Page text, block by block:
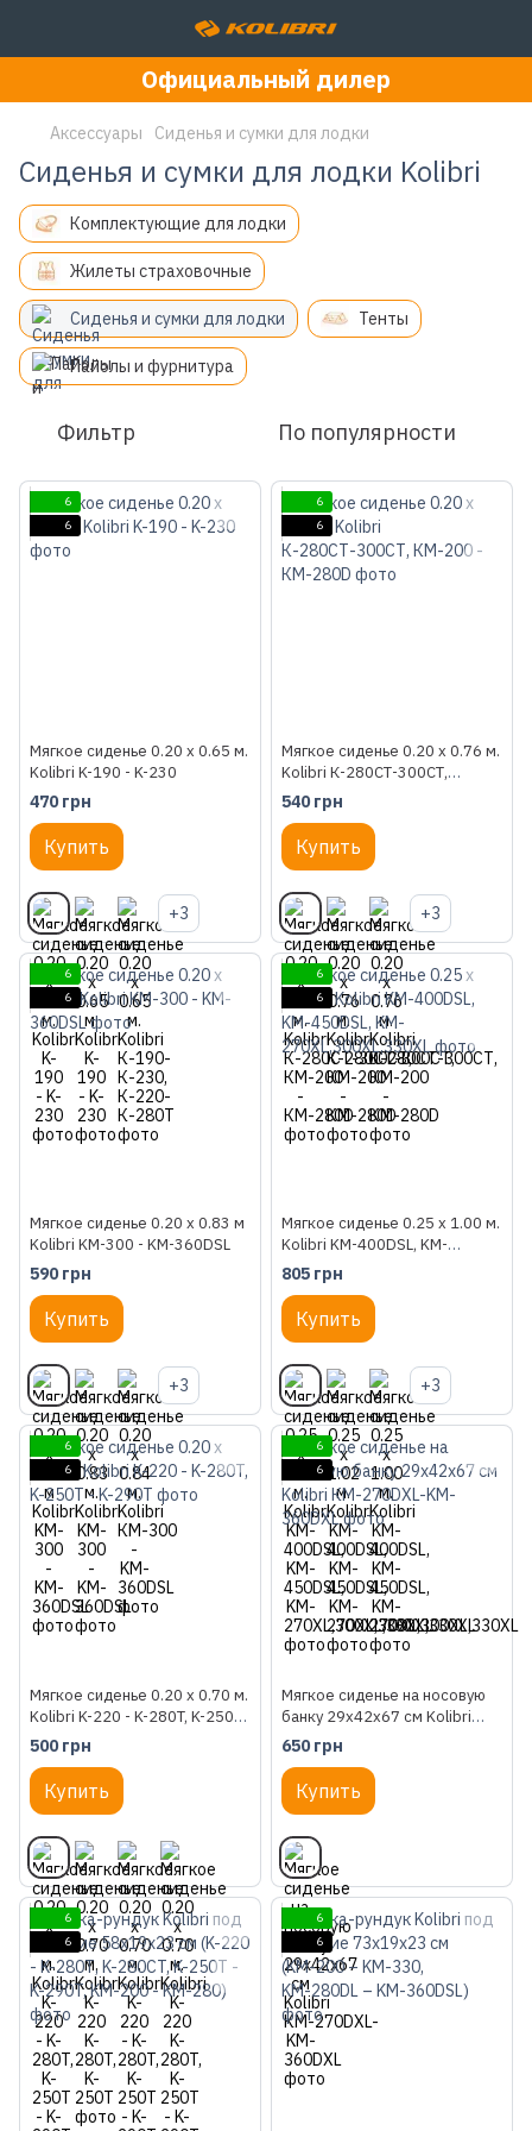
Официальный дилер
Аксессуары Сиденья и сумки для лодки
Сиденья и сумки для лодки Kolibri
Комплектующие для лодки
Жилеты страховочные
Сиденья и сумки для лодки Тенты
Пайолы и фурнитура
Фильтр По популярности
6
6
Мягкое сиденье 0.20 x 0.65 м.
Kolibri K-190 - K-230
470 грн
Купить
+3
6
6
Мягкое сиденье 0.20 x 0.76 м.
Kolibri К-280СТ-300СТ,
КМ-200 - КМ-280D
540 грн
Купить
+3
6
6
Мягкое сиденье 0.20 x 0.83 м
Kolibri KM-300 - KM-360DSL
590 грн
Купить
+3
6
6
Мягкое сиденье 0.25 x 1.00 м.
Kolibri KM-400DSL, KM-
450DSL, KM-
270XL,300XL,330XL
805 грн
Купить
+3
6
6
Мягкое сиденье 0.20 x 0.70 м.
Kolibri K-220 - K-280T, K-250T
- K-290T
500 грн
Купить
6
6
Мягкое сиденье на носовую
банку 29х42х67 см Kolibri
КМ-270DXL-KM-360DXL
650 грн
Купить
6
6
6
6